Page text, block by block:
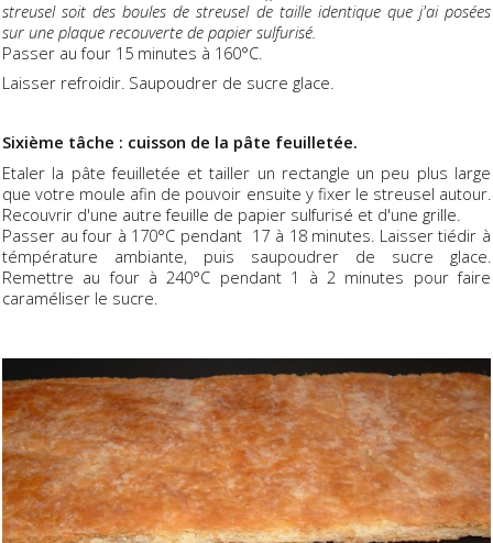
streusel soit des boules de streusel de taille identique que j'ai posées
sur une plaque recouverte de papier sulfurisé.
Passer au four 15 minutes à 160°C.
Laisser refroidir. Saupoudrer de sucre glace.
Sixième tâche : cuisson de la pâte feuilletée.
Etaler la pâte feuilletée et tailler un rectangle un peu plus large
que votre moule afin de pouvoir ensuite y fixer le streusel autour.
Recouvrir d'une autre feuille de papier sulfurisé et d'une grille.
Passer au four à 170°C pendant 17 à 18 minutes. Laisser tiédir à
témpérature ambiante, puis saupoudrer de sucre glace.
Remettre au four à 240°C pendant 1 à 2 minutes pour faire
caraméliser le sucre.